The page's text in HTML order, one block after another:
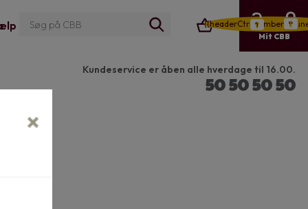
Mit CBB
Kundeservice er åben alle hverdage til 16.00.
50 50 50 50